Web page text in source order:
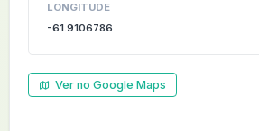
LONGITUDE
-61.9106786
Ver no Google Maps